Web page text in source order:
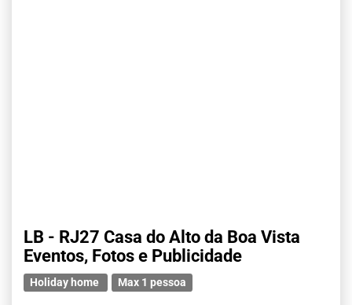
LB - RJ27 Casa do Alto da Boa Vista
Eventos, Fotos e Publicidade
Holiday home Max 1 pessoa